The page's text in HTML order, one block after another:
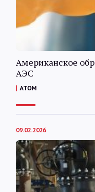
Американское
АЭС
АТОМ
09.02.2026